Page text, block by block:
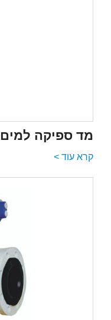
מד ספיקה למים 10 צול
קרא עוד >